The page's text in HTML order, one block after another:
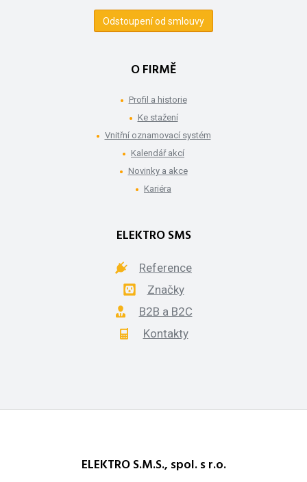
Odstoupení od smlouvy
O FIRMĚ
Profil a historie
Ke stažení
Vnitřní oznamovací systém
Kalendář akcí
Novinky a akce
Kariéra
ELEKTRO SMS
Reference
Značky
B2B a B2C
Kontakty
ELEKTRO S.M.S., spol. s r.o.